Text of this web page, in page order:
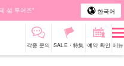
섬 투어즈" 한국어
각종 문의 SALE・特集 예약 확인 메뉴